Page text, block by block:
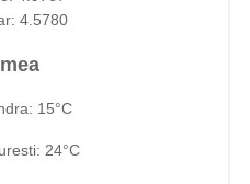
4.5780
15°C
24°C